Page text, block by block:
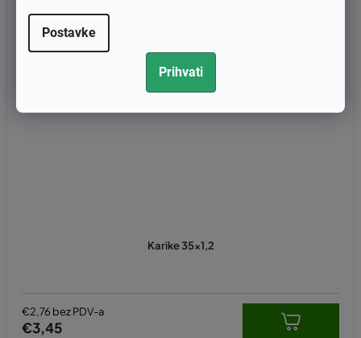
Postavke
Prihvati
Karike 35x1,2
€2,76 bez PDV-a
€3,45